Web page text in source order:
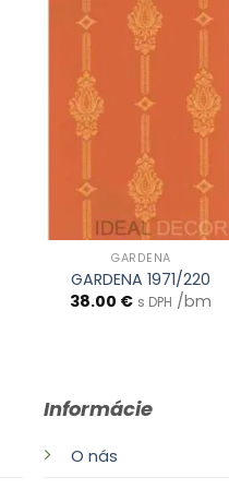
GARDENA
GARDENA 1971/220
38.00 € s DPH /bm
Informácie
O nás